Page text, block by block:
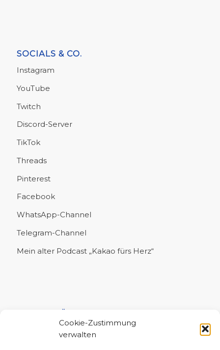
Cookie-Zustimmung
verwalten
SOCIALS & CO.
Instagram
YouTube
Twitch
Discord-Server
TikTok
Threads
Pinterest
Facebook
WhatsApp-Channel
Telegram-Channel
Mein alter Podcast „Kakao fürs Herz“